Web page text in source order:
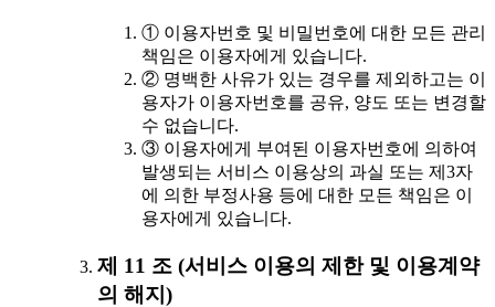
① 이용자번호 및 비밀번호에 대한 모든 관리
책임은 이용자에게 있습니다.
② 명백한 사유가 있는 경우를 제외하고는 이
용자가 이용자번호를 공유, 양도 또는 변경할
수 없습니다.
③ 이용자에게 부여된 이용자번호에 의하여
발생되는 서비스 이용상의 과실 또는 제3자
에 의한 부정사용 등에 대한 모든 책임은 이
용자에게 있습니다.
제 11 조 (서비스 이용의 제한 및 이용계약
의 해지)